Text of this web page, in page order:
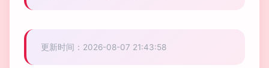
更新时间：2026-08-07 21:43:58